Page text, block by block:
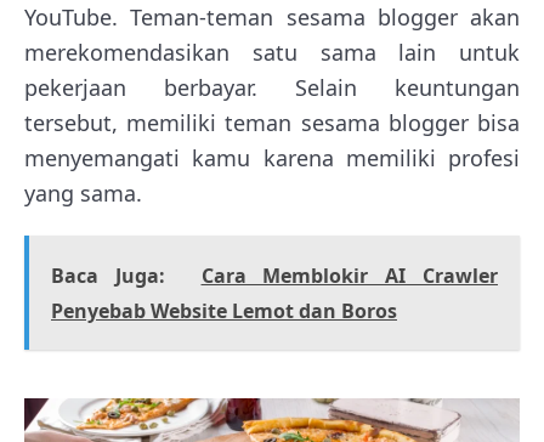
YouTube. Teman-teman sesama blogger akan
merekomendasikan satu sama lain untuk
pekerjaan berbayar. Selain keuntungan
tersebut, memiliki teman sesama blogger bisa
menyemangati kamu karena memiliki profesi
yang sama.
Baca Juga:
Cara Memblokir AI Crawler
Penyebab Website Lemot dan Boros